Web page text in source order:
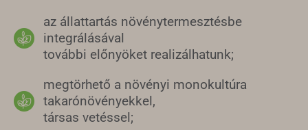
az állattartás növénytermesztésbe
integrálásával
további előnyöket realizálhatunk;
megtörhető a növényi monokultúra
takarónövényekkel,
társas vetéssel;